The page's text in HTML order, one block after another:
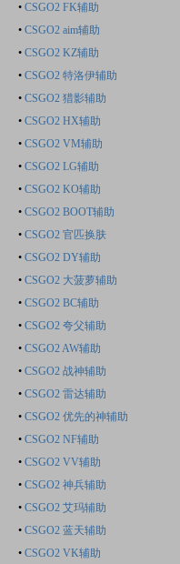
• CSGO2 FK辅助
• CSGO2 aim辅助
• CSGO2 KZ辅助
• CSGO2 特洛伊辅助
• CSGO2 猎影辅助
• CSGO2 HX辅助
• CSGO2 VM辅助
• CSGO2 LG辅助
• CSGO2 KO辅助
• CSGO2 BOOT辅助
• CSGO2 官匹换肤
• CSGO2 DY辅助
• CSGO2 大菠萝辅助
• CSGO2 BC辅助
• CSGO2 夸父辅助
• CSGO2 AW辅助
• CSGO2 战神辅助
• CSGO2 雷达辅助
• CSGO2 优先的神辅助
• CSGO2 NF辅助
• CSGO2 VV辅助
• CSGO2 神兵辅助
• CSGO2 艾玛辅助
• CSGO2 蓝天辅助
• CSGO2 VK辅助